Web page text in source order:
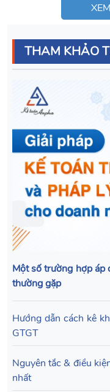
THAM KHẢO
Một số trường hợp áp
thường gặp
Hướng dẫn cách kê
GTGT
Nguyên tắc & điều
nhất